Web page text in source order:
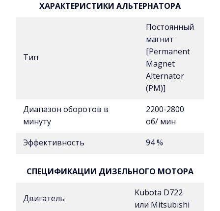
ХАРАКТЕРИСТИКИ АЛЬТЕРНАТОРА
Тип
Постоянный
магнит
[Permanent
Magnet
Alternator
(PM)]
Диапазон оборотов в
минуту
2200-2800
об/ мин
Эффективность
94 %
СПЕЦИФИКАЦИИ ДИЗЕЛЬНОГО МОТОРА
Двигатель
Kubota D722
или Mitsubishi